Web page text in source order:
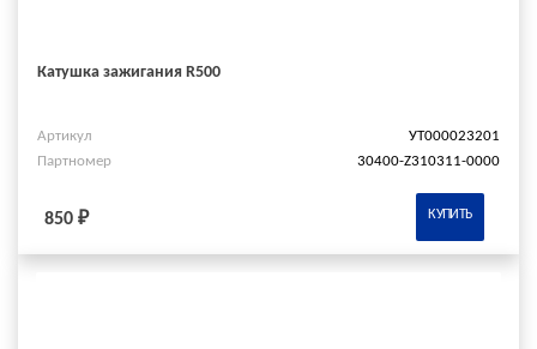
Катушка зажигания R500
Артикул
УТ000023201
Партномер
30400-Z310311-0000
850 ₽ КУПИТЬ